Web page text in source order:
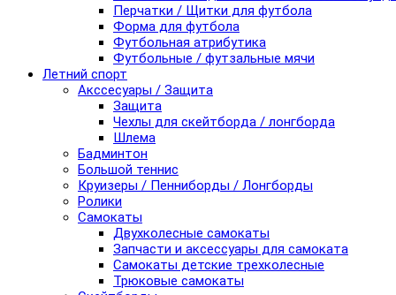
Перчатки / Щитки для футбола
Форма для футбола
Футбольная атрибутика
Футбольные / футзальные мячи
Летний спорт
Акссесуары / Защита
Защита
Чехлы для скейтборда / лонгборда
Шлема
Бадминтон
Большой теннис
Круизеры / Пенниборды / Лонгборды
Ролики
Самокаты
Двухколесные самокаты
Запчасти и аксессуары для самоката
Самокаты детские трехколесные
Трюковые самокаты